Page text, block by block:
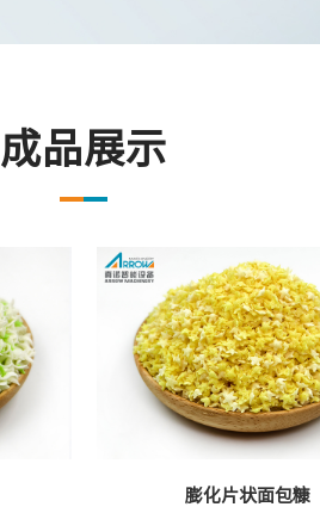
成品展示
膨化片状面包糠